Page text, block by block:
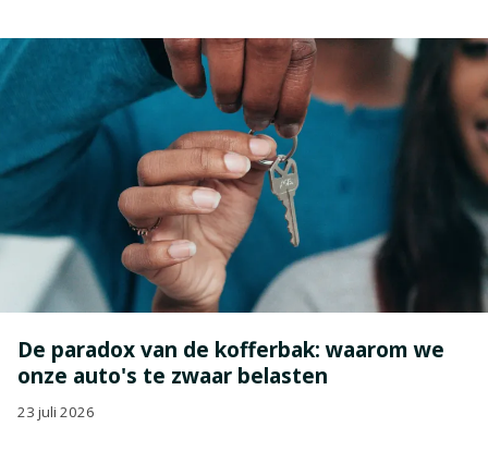
De paradox van de kofferbak: waarom we
onze auto's te zwaar belasten
23 juli 2026